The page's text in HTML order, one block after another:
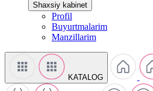
Shaxsiy kabinet
Profil
Buyurtmalarim
Manzillarim
KATALOG